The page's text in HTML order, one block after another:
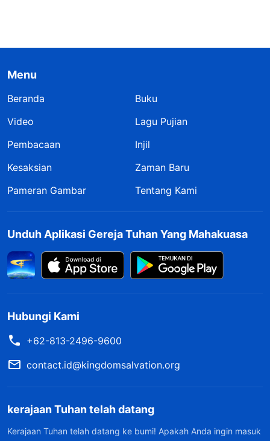
Menu
Beranda
Buku
Video
Lagu Pujian
Pembacaan
Injil
Kesaksian
Zaman Baru
Pameran Gambar
Tentang Kami
Unduh Aplikasi Gereja Tuhan Yang Mahakuasa
Hubungi Kami
+62-813-2496-9600
contact.id@kingdomsalvation.org
kerajaan Tuhan telah datang
Kerajaan Tuhan telah datang ke bumi! Apakah Anda ingin masuk